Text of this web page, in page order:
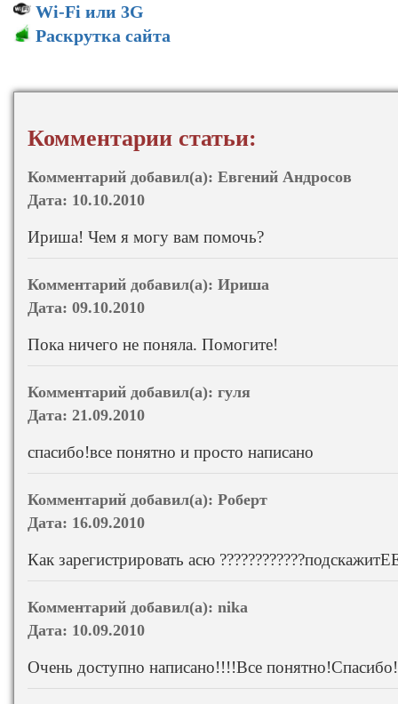
Wi-Fi или 3G
Раскрутка сайта
Комментарии статьи:
Комментарий добавил(а): Евгений Андросов
Дата: 10.10.2010
Ириша! Чем я могу вам помочь?
Комментарий добавил(а): Ириша
Дата: 09.10.2010
Пока ничего не поняла. Помогите!
Комментарий добавил(а): гуля
Дата: 21.09.2010
спасибо!все понятно и просто написано
Комментарий добавил(а): Роберт
Дата: 16.09.2010
Как зарегистрировать асю
Комментарий добавил(а): nika
Дата: 10.09.2010
Очень доступно написано!!!!Все